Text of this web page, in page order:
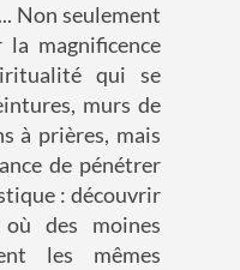
Non seulement
magnificence
qui se
murs de
à prières, mais
de pénétrer
: découvrir
des moines
les mêmes